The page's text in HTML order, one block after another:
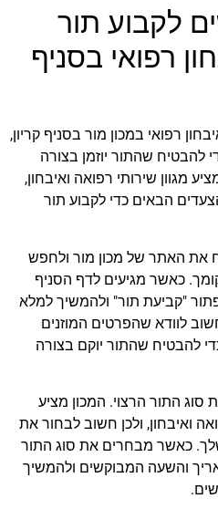
לקבוע תור
רפואי בסניף
רפואי במכון מור בסניף קריון,
להבטיח שהתור יוזמן בצורה
מגוון שירותי רפואה ואיבחון,
הבאים כדי לקבוע תור
את האתר של מכון מור ולחפש
כאשר מגיעים לדף הסניף
"קביעת תור" ולהמשיך למלא
לוודא שהפרטים המוזנים
להבטיח שהתור יוקם בצורה
התור הרצוי. המכון מציע
ואיבחון, ולכן חשוב לבחור את
כאשר מבחרים את סוג התור
והשעה המבוקשים ולהמשיך